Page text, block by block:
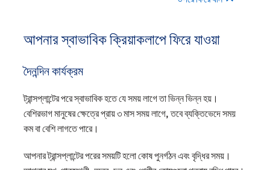
আপনার স্বাভাবিক ক্রিয়াকলাপে ফিরে যাওয়া
দৈনন্দিন কার্যক্রম
ট্রান্সপ্লান্টের পরে স্বাভাবিক হতে যে সময় লাগে তা ভিন্ন ভিন্ন হয়।
বেশিরভাগ মানুষের ক্ষেত্রে প্রায় ৩ মাস সময় লাগে, তবে ব্যক্তিভেদে সময়
কম বা বেশি লাগতে পারে।
আপনার ট্রান্সপ্লান্টের পরের সময়টি হলো কোষ পুনর্গঠন এবং বৃদ্ধির সময়।